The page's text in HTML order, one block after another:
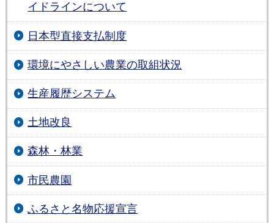
イドラインについて
日本型直接支払制度
環境にやさしい農業の取組状況
生産履歴システム
土地改良
森林・林業
市民農園
ふるさと名物応援宣言